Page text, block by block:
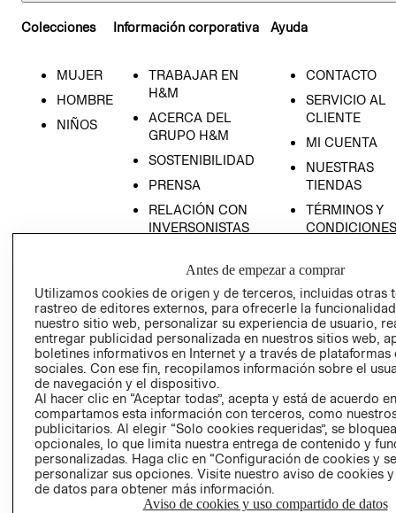
Colecciones
MUJER
HOMBRE
NIÑOS
Información corporativa
TRABAJAR EN
H&M
ACERCA DEL
GRUPO H&M
SOSTENIBILIDAD
PRENSA
RELACIÓN CON
INVERSONISTAS
EMPRESARIAL
Ayuda
CONTACTO
SERVICIO AL
CLIENTE
MI CUENTA
NUESTRAS
TIENDAS
TÉRMINOS Y
CONDICIONES
PRIVACIDAD
GIFT CARD
AVISO DE
COOKIES
LIBRO DE
Antes de empezar a comprar
Utilizamos cookies de origen y de terceros, incluidas otras
rastreo de editores externos, para ofrecerle la
nuestro sitio web, personalizar su experiencia de usuario,
entregar publicidad personalizada en nuestros sitios web,
boletines informativos en Internet y a través de plataformas
sociales. Con ese fin, recopilamos información sobre el
de navegación y el dispositivo.
Al hacer clic en “Aceptar todas”, acepta y está de acuerdo
compartamos esta información con terceros, como
publicitarios. Al elegir “Solo cookies requeridas”, se
opcionales, lo que limita nuestra entrega de contenido y
personalizadas. Haga clic en “Configuración de cookies y
personalizar sus opciones. Visite nuestro aviso de cookies
de datos para obtener más información.
Aviso de cookies y uso compartido de datos